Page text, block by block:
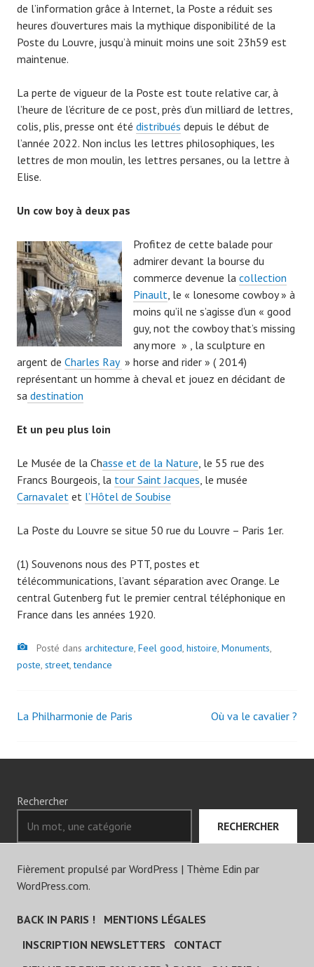
de l’information grâce à Internet, la Poste a réduit ses
heures d’ouvertures mais la mythique disponibilité de la
Poste du Louvre, jusqu’à minuit moins une soit 23h59 est
maintenue.
La perte de vigueur de la Poste est toute relative car, à
l’heure de l’écriture de ce post, près d’un milliard de lettres,
colis, plis, presse ont été distribués depuis le début de
l’année 2022. Non inclus les lettres philosophiques, les
lettres de mon moulin, les lettres persanes, ou la lettre à
Elise.
Un cow boy à deux pas
Profitez de cette balade pour
admirer devant la bourse du
commerce devenue la collection
Pinault, le « lonesome cowboy » à
moins qu’il ne s’agisse d’un « good
guy, not the cowboy that’s missing
any more » , la sculpture en
argent de Charles Ray » horse and rider » ( 2014)
représentant un homme à cheval et jouez en décidant de
sa destination
Et un peu plus loin
Le Musée de la Chasse et de la Nature, le 55 rue des
Francs Bourgeois, la tour Saint Jacques, le musée
Carnavalet et l’Hôtel de Soubise
La Poste du Louvre se situe 50 rue du Louvre – Paris 1er.
(1) Souvenons nous des PTT, postes et
télécommunications, l’avant séparation avec Orange. Le
central Gutenberg fut le premier central téléphonique en
France dans les années 1920.
Image
Posté dans architecture, Feel good, histoire, Monuments,
poste, street,tendance
Navigation
des
articles
La Philharmonie de Paris Où va le cavalier ?
Rechercher
RECHERCHER
Fièrement propulsé par WordPress | Thème Edin par
WordPress.com.
BACK IN PARIS !
MENTIONS LÉGALES
INSCRIPTION NEWSLETTERS
CONTACT